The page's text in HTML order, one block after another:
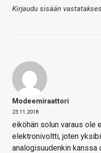
Kirjaudu sisään
Modeemiraattori
23.11.2018
eiköhän solun varaus ole
elektronivoltti, joten
analogisuudenkin kanssa